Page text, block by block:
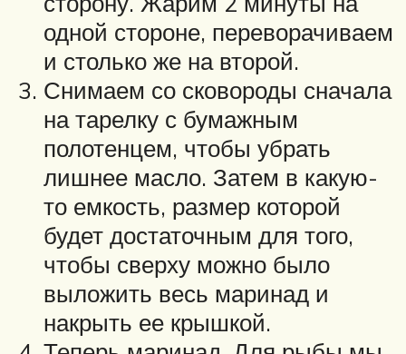
одной стороне, переворачиваем
и столько же на второй.
Снимаем со сковороды сначала
на тарелку с бумажным
полотенцем, чтобы убрать
лишнее масло. Затем в какую-
то емкость, размер которой
будет достаточным для того,
чтобы сверху можно было
выложить весь маринад и
накрыть ее крышкой.